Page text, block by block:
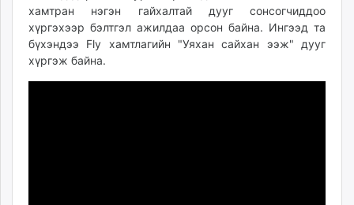
zarig.mn
today.mn
zuv.mn
mminfo.mn
хамтран нэгэн гайхалтай дууг сонсогчиддоо
хүргэхээр бэлтгэл ажилдаа орсон байна. Ингээд та
бүхэндээ Fly хамтлагийн "Уяхан сайхан ээж" дууг
хүргэж байна.